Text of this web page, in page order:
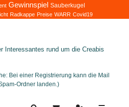
Gewinnspiel Sauberkugel
Radkappe Preise WARR Covid19
Interessantes rund um die Creabis
Bei einer Registrierung kann die Mail
Ordner landen.)